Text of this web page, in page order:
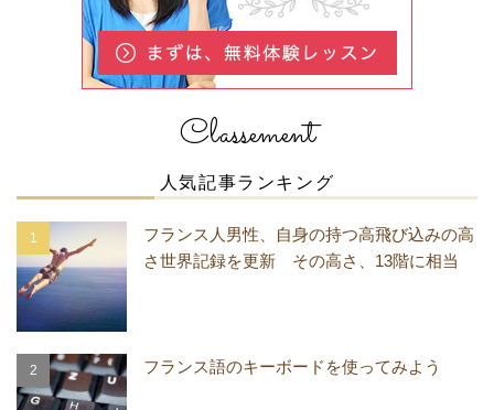
Classement
人気記事ランキング
フランス人男性、自身の持つ高飛び込みの高
さ世界記録を更新 その高さ、13階に相当
フランス語のキーボードを使ってみよう